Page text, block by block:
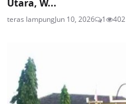
Utara, W...
teras lampungJun 10, 2026 1 402